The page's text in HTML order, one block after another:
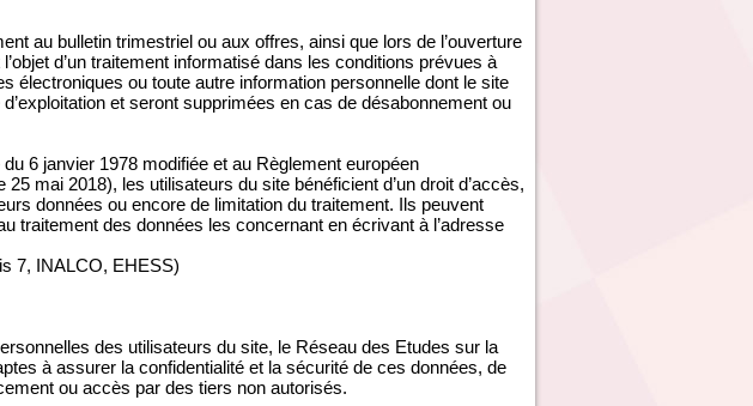
au bulletin trimestriel ou aux offres, ainsi que lors de l’ouverture
d’un traitement informatisé dans les conditions prévues à
électroniques ou toute autre information personnelle dont le site
et seront supprimées en cas de désabonnement ou
6 janvier 1978 modifiée et au Règlement européen
mai 2018), les utilisateurs du site bénéficient d’un droit d’accès,
données ou encore de limitation du traitement. Ils peuvent
traitement des données les concernant en écrivant à l’adresse
7, INALCO, EHESS)
des utilisateurs du site, le Réseau des Etudes sur la
à assurer la confidentialité et la sécurité de ces données, de
ou accès par des tiers non autorisés.